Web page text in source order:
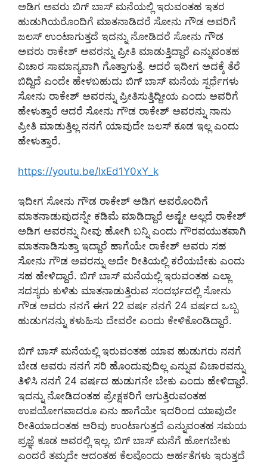
ಅಡಿಗ ಅವರು ಬಿಗ್ ಬಾಸ್ ಮನೆಯಲ್ಲಿ ಇರುವಂತಹ ಇತರ
ಹುಡುಗಿಯರೊಂದಿಗೆ ಮಾತನಾಡಿದರೆ ಸೋನು ಗೌಡ ಅವರಿಗೆ
ಜಲಸ್ ಉಂಟಾಗುತ್ತದೆ ಇದನ್ನು ನೋಡಿದರೆ ಸೋನು ಗೌಡ
ಅವರು ರಾಕೇಶ್ ಅವರನ್ನು ಪ್ರೀತಿ ಮಾಡುತ್ತಿದ್ದಾರೆ ಎನ್ನುವಂತಹ
ವಿಚಾರ ಸಾಮಾನ್ಯವಾಗಿ ಗೊತ್ತಾಗುತ್ತೆ. ಆದರೆ ಇದೀಗ ಅದಕ್ಕೆ ತೆರೆ
ಬಿದ್ದಿದೆ ಎಂದೇ ಹೇಳಬಹುದು ಬಿಗ್ ಬಾಸ್ ಮನೆಯ ಸ್ಪರ್ಧೆಗಳು
ಸೋನು ರಾಕೇಶ್ ಅವರನ್ನು ಪ್ರೀತಿಸುತ್ತಿದ್ದೀಯ ಎಂದು ಅವರಿಗೆ
ಹೇಳುತ್ತಾರೆ ಆದರೆ ಸೋನು ಗೌಡ ರಾಕೇಶ್ ಅವರನ್ನು ನಾನು
ಪ್ರೀತಿ ಮಾಡುತ್ತಿಲ್ಲ ನನಗೆ ಯಾವುದೇ ಜಲಸ್ ಕೂಡ ಇಲ್ಲ ಎಂದು
ಹೇಳುತ್ತಾರೆ.
https://youtu.be/IxEd1Y0xY_k
ಇದೀಗ ಸೋನು ಗೌಡ ರಾಕೇಶ್ ಅಡಿಗ ಅವರೊಂದಿಗೆ
ಮಾತನಾಡುವುದನ್ನೇ ಕಡಿಮೆ ಮಾಡಿದ್ದಾರೆ ಅಷ್ಟೇ ಅಲ್ಲದೆ ರಾಕೇಶ್
ಅಡಿಗ ಅವರನ್ನು ನೀವು ಹೋಗಿ ಬನ್ನಿ ಎಂದು ಗೌರವಯುತವಾಗಿ
ಮಾತನಾಡಿಸುತ್ತಾ ಇದ್ದಾರೆ ಹಾಗೆಯೇ ರಾಕೇಶ್ ಅವರು ಸಹ
ಸೋನು ಗೌಡ ಅವರನ್ನು ಅದೇ ರೀತಿಯಲ್ಲಿ ಕರೆಯಬೇಕು ಎಂದು
ಸಹ ಹೇಳಿದ್ದಾರೆ. ಬಿಗ್ ಬಾಸ್ ಮನೆಯಲ್ಲಿ ಇರುವಂತಹ ಎಲ್ಲಾ
ಸದಸ್ಯರು ಕುಳಿತು ಮಾತನಾಡುತ್ತಿರುವ ಸಂದರ್ಭದಲ್ಲಿ ಸೋನು
ಗೌಡ ಅವರು ನನಗೆ ಈಗ 22 ವರ್ಷ ನನಗೆ 24 ವರ್ಷದ ಒಬ್ಬ
ಹುಡುಗನನ್ನು ಕಳುಹಿಸು ದೇವರೇ ಎಂದು ಕೇಳಿಕೊಂಡಿದ್ದಾರೆ.
ಬಿಗ್ ಬಾಸ್ ಮನೆಯಲ್ಲಿ ಇರುವಂತಹ ಯಾವ ಹುಡುಗರು ನನಗೆ
ಬೇಡ ಅವರು ನನಗೆ ಸರಿ ಹೊಂದುವುದಿಲ್ಲ ಎನ್ನುವ ವಿಚಾರವನ್ನು
ತಿಳಿಸಿ ನನಗೆ 24 ವರ್ಷದ ಹುಡುಗನೇ ಬೇಕು ಎಂದು ಹೇಳಿದ್ದಾರೆ.
ಇದನ್ನು ನೋಡಿದಂತಹ ಪ್ರೇಕ್ಷಕರಿಗೆ ಆಗುತ್ತಿರುವಂತಹ
ಉಪಯೋಗವಾದರೂ ಏನು ಹಾಗೆಯೇ ಇದರಿಂದ ಯಾವುದೇ
ರೀತಿಯಾದಂತಹ ಅರಿವು ಉಂಟಾಗುತ್ತದೆ ಎನ್ನುವಂತಹ ಸಮಯ
ಪ್ರಜ್ಞೆ ಕೂಡ ಅವರಲ್ಲಿ ಇಲ್ಲ. ಬಿಗ್ ಬಾಸ್ ಮನೆಗೆ ಹೋಗಬೇಕು
ಎಂದರೆ ತಮ್ಮದೇ ಆದಂತಹ ಕೆಲವೊಂದು ಅರ್ಹತೆಗಳು ಇರುತ್ತದೆ